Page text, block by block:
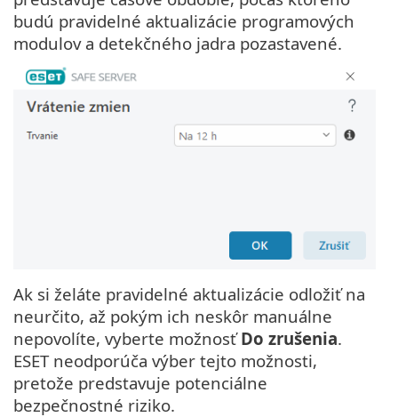
budú pravidelné aktualizácie programových
modulov a detekčného jadra pozastavené.
Ak si želáte pravidelné aktualizácie odložiť na
neurčito, až pokým ich neskôr manuálne
nepovolíte, vyberte možnosťDo zrušenia.
ESET neodporúča výber tejto možnosti,
pretože predstavuje potenciálne
bezpečnostné riziko.